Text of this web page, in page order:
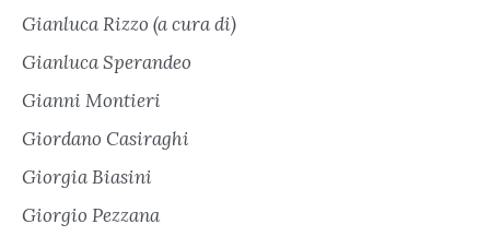
Gianluca Rizzo (a cura di)
Gianluca Sperandeo
Gianni Montieri
Giordano Casiraghi
Giorgia Biasini
Giorgio Pezzana